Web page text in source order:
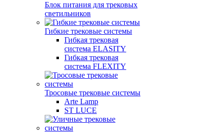
Блок питания для трековых
светильников
Гибкие трековые системы
Гибкая трековая
система ELASITY
Гибкая трековая
система FLEXITY
Тросовые трековые системы
Arte Lamp
ST LUCE